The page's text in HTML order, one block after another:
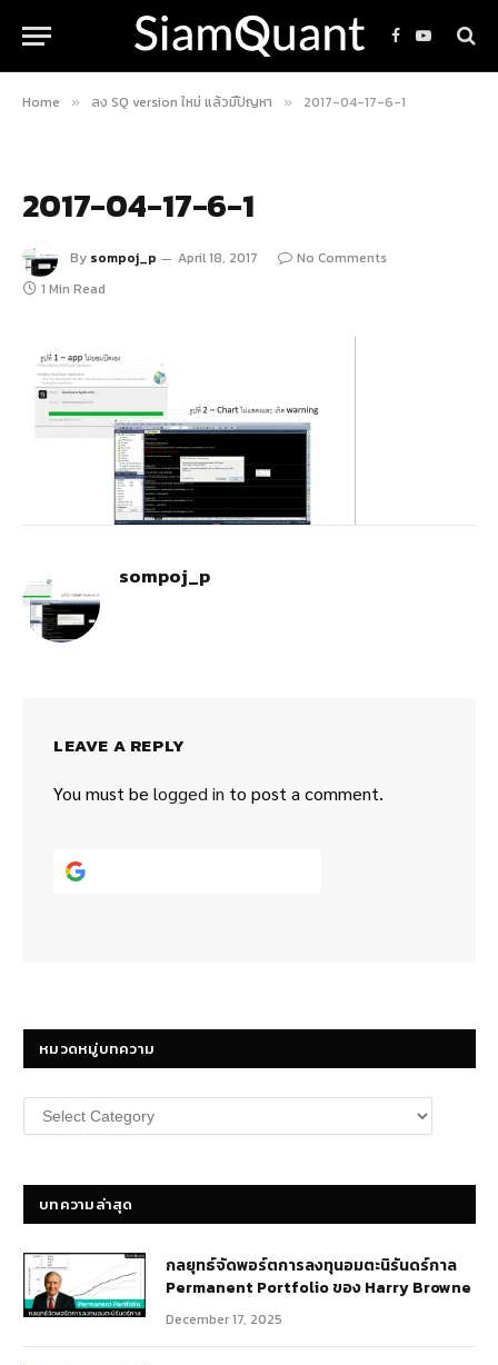
Facebook
YouTube
Home » ลง SQ version ใหม่ แล้วมีปัญหา » 2017-04-17-6-1
2017-04-17-6-1
By sompoj_p April 18, 2017
No Comments
1 Min Read
sompoj_p
LEAVE A REPLY
You must be logged in to post a comment.
หมวดหมู่บทความ
หมวด
หมู่
บทความล่าสุด
กลยุทธ์​จัดพอร์ตการลงทุนอมตะนิรันดร์กาล
Permanent Portfolio ของ Harry Browne
December 17, 2025